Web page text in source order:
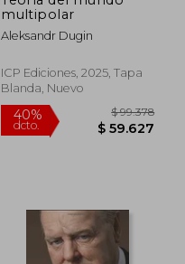
multipolar
Aleksandr Dugin
ICP Ediciones, 2025, Tapa
Blanda, Nuevo